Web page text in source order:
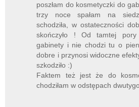
poszłam do kosmetyczki do
trzy noce spałam na
schodziła, w ostateczności
skończyło ! Od tamtej
gabinety i nie chodzi tu o
dobre i przynosi widoczne
szkodziło :)
Faktem też jest że do
chodziłam w odstępach